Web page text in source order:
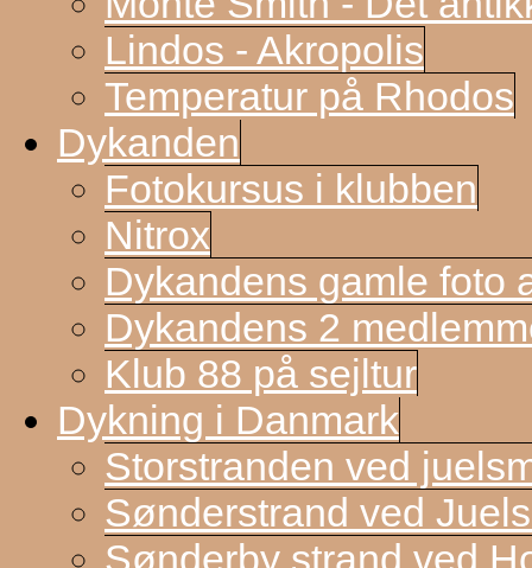
Lindos - Akropolis
Temperatur på Rhodos
Dykanden
Fotokursus i klubben
Nitrox
Dykandens gamle foto
Dykandens 2
Klub 88 på sejltur
Dykning i Danmark
Storstranden ved
Sønderstrand ved
Sønderby strand ved